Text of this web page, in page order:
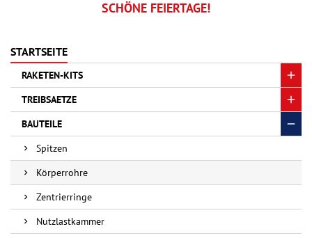
SCHÖNE FEIERTAGE!
STARTSEITE
RAKETEN-KITS
TREIBSAETZE
BAUTEILE
Spitzen
Körperrohre
Zentrierringe
Nutzlastkammer